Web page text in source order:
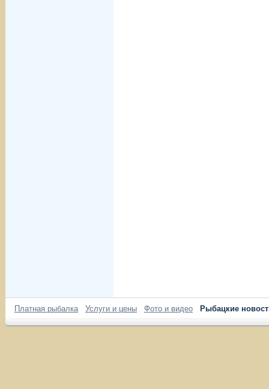
Платная рыбалка Услуги и цены Фото и видео Рыбацкие